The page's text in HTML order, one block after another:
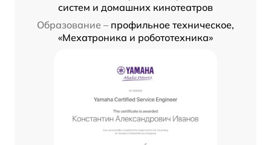
систем и домашних кинотеатров
Образование – профильное техническое,
«Мехатроника и робототехника»